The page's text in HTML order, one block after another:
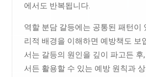
에서도 반복됩니다.
역할 분담 갈등에는 공통된 패턴이
리적 배경을 이해하면 예방책도 보
서는 갈등의 원인을 깊이 파고든 후
서든 활용할 수 있는 예방 원칙과